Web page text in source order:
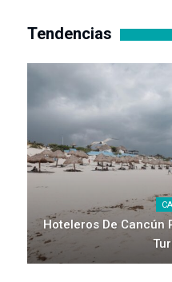
Tendencias
Hoteleros De Cancún